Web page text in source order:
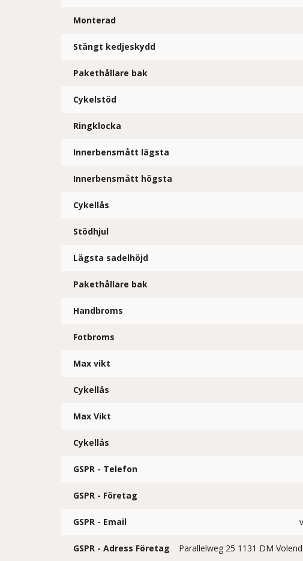
Monterad
Stängt kedjeskydd
Pakethållare bak
Cykelstöd
Ringklocka
Innerbensmått lägsta
Innerbensmått högsta
Cykellås
Stödhjul
Lägsta sadelhöjd
Pakethållare bak
Handbroms
Fotbroms
Max vikt
Cykellås
Max Vikt
Cykellås
GSPR - Telefon
GSPR - Företag
GSPR - Email
GSPR - Adress Företag Parallelweg 25 1131 DM